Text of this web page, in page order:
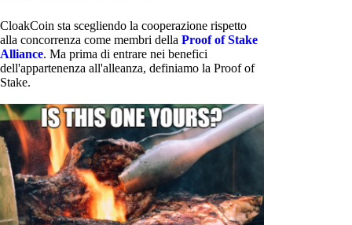
CloakCoin sta scegliendo la cooperazione rispetto
alla concorrenza come membri della Proof of Stake
Alliance. Ma prima di entrare nei benefici
dell'appartenenza all'alleanza, definiamo la Proof of
Stake.